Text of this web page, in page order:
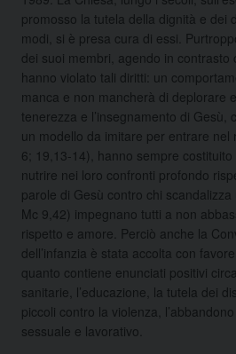
promosso la tutela della dignità e dei
modi, si è presa cura di essi.
dei suoi membri, agendo in contrasto
hanno violato tali diritti: un
manca e non mancherà di deplorare
tenerezza e l’insegnamento di Gesù,
un modello da imitare per entrare nel
6; 19,13-14), hanno sempre
nutrire nei loro confronti profondo
parole di Gesù contro chi
Mc 9,42) impegnano tutti a non
rispetto e amore. Perciò anche la
dell’infanzia è stata accolta con
quanto contiene enunciati positivi
sanitarie, l’educazione, la tutela dei
piccoli contro la violenza,
sessuale e lavorativo.